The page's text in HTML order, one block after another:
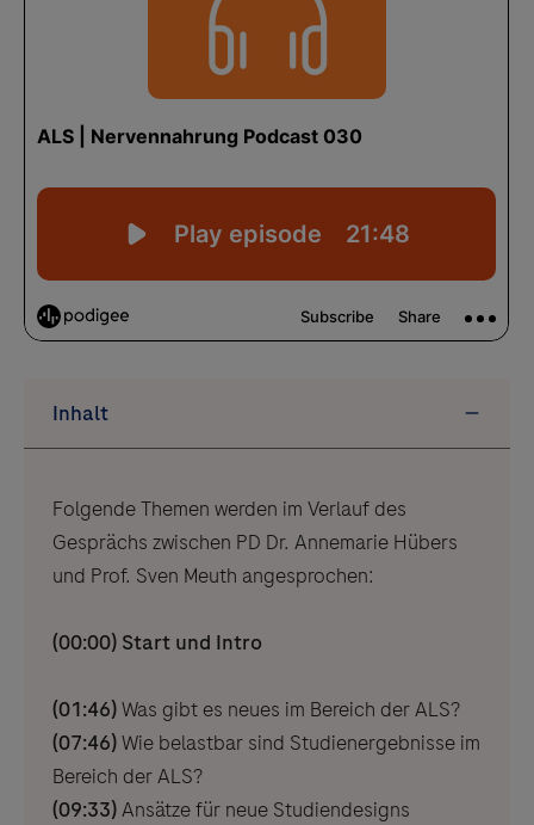
Folgende Themen werden im Verlauf des
Gesprächs zwischen PD Dr. Annemarie Hübers
und Prof. Sven Meuth angesprochen:
(00:00) Start und Intro
(01:46)Was gibt es neues im Bereich der ALS?
(07:46)Wie belastbar sind Studienergebnisse im
Bereich der ALS?
(09:33)Ansätze für neue Studiendesigns